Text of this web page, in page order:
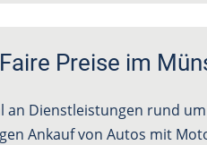
Preise im
an Dienstleistungen rund
Ankauf von Autos mit